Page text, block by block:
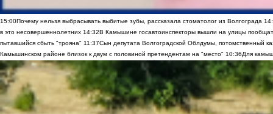
15:00Почему нельзя выбрасывать выбитые зубы, рассказала стоматолог из Волгограда
в это несовершеннолетних 14:32В Камышине госавтоинспекторы вышли на улицы
пытавшийся сбыть "трояна" 11:37Сын депутата Волгоградской Облдумы, потомственный
Камышинском районе близок к двум с половиной претендентам на "место" 10:36Для